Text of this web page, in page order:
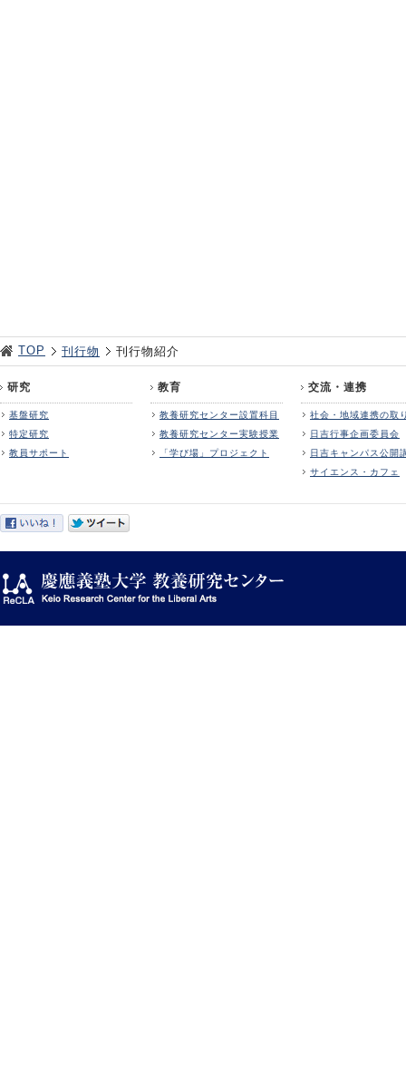
TOP 刊行物 刊行物紹介
研究
基盤研究
特定研究
教員サポート
教育
教養研究センター設置科目
教養研究センター実験授業
「学び場」プロジェクト
交流・連携
社会・地域連携の取
日吉行事企画委員会
日吉キャンパス公開
サイエンス・カフェ